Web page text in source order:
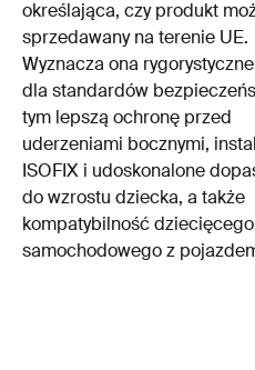
określająca, czy produkt
sprzedawany na terenie UE.
Wyznacza ona
dla standardów
tym lepszą ochronę przed
uderzeniami bocznymi,
ISOFIX i udoskonalone
do wzrostu dziecka, a także
kompatybilność
samochodowego z